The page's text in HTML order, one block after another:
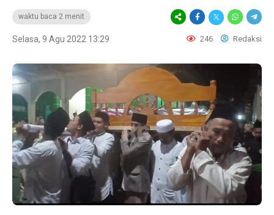
waktu baca 2 menit
Selasa, 9 Agu 2022 13:29 246 Redaksi